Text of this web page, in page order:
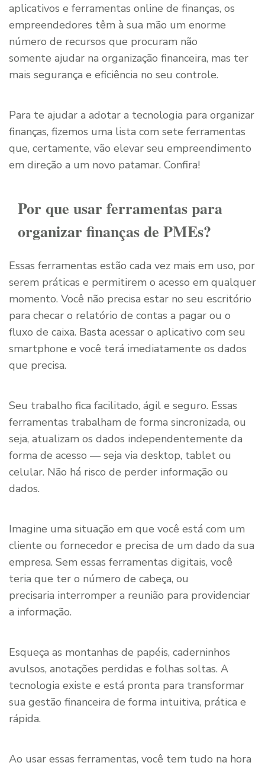
aplicativos e ferramentas online de finanças, os
empreendedores têm à sua mão um enorme
número de recursos que procuram não
somente ajudar na organização financeira, mas ter
mais segurança e eficiência no seu controle.
Para te ajudar a adotar a tecnologia para organizar
finanças, fizemos uma lista com sete ferramentas
que, certamente, vão elevar seu empreendimento
em direção a um novo patamar. Confira!
Por que usar ferramentas para
organizar finanças de PMEs?
Essas ferramentas estão cada vez mais em uso, por
serem práticas e permitirem o acesso em qualquer
momento. Você não precisa estar no seu escritório
para checar o relatório de contas a pagar ou o
fluxo de caixa. Basta acessar o aplicativo com seu
smartphone e você terá imediatamente os dados
que precisa.
Seu trabalho fica facilitado, ágil e seguro. Essas
ferramentas trabalham de forma sincronizada, ou
seja, atualizam os dados independentemente da
forma de acesso — seja via desktop, tablet ou
celular. Não há risco de perder informação ou
dados.
Imagine uma situação em que você está com um
cliente ou fornecedor e precisa de um dado da sua
empresa. Sem essas ferramentas digitais, você
teria que ter o número de cabeça, ou
precisaria interromper a reunião para providenciar
a informação.
Esqueça as montanhas de papéis, caderninhos
avulsos, anotações perdidas e folhas soltas. A
tecnologia existe e está pronta para transformar
sua gestão financeira de forma intuitiva, prática e
rápida.
Ao usar essas ferramentas, você tem tudo na hora